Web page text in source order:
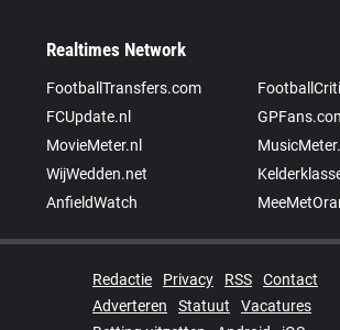
Realtimes Network
FootballTransfers.com
FCUpdate.nl
MovieMeter.nl
WijWedden.net
AnfieldWatch
Redactie Privacy RSS
Contact
Adverteren
Statuut
Vacatures